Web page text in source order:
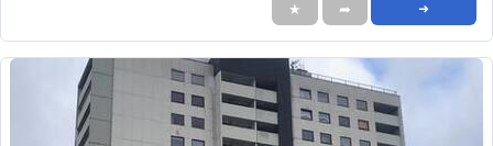
★ ➦ ➜